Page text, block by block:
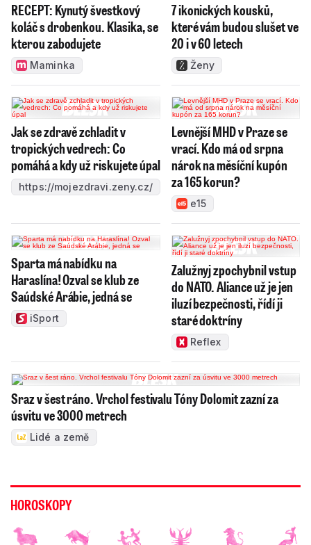
RECEPT: Kynutý švestkový
koláč s drobenkou. Klasika, se
kterou zabodujete
Maminka
7 ikonických kousků,
které vám budou slušet ve
20 i v 60 letech
Ženy
Jak se zdravě zchladit v
tropických vedrech: Co
pomáhá a kdy už riskujete úpal
https://mojezdravi.zeny.cz/
Levnější MHD v Praze se
vrací. Kdo má od srpna
nárok na měsíční kupón
za 165 korun?
e15
Sparta má nabídku na
Haraslína! Ozval se klub ze
Saúdské Arábie, jedná se
iSport
Zalužnyj zpochybnil vstup
do NATO. Aliance už je jen
iluzí bezpečnosti, řídí ji
staré doktríny
Reflex
Sraz v šest ráno. Vrchol festivalu Tóny Dolomit zazní za
úsvitu ve 3000 metrech
Lidé a země
HOROSKOPY